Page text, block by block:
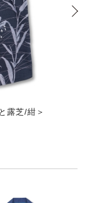
露芝/紺＞